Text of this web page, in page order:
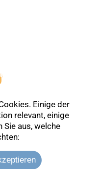
Einige der
relevant, einige
aus, welche